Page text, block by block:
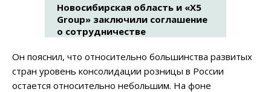
Новосибирская область и «X5
Group» заключили соглашение
о сотрудничестве
Он пояснил, что относительно большинства развитых
стран уровень консолидации розницы в России
остается относительно небольшим. На фоне